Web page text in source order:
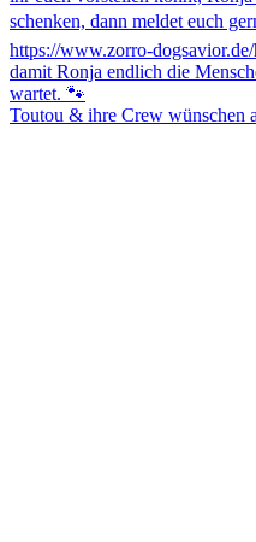
Toutou & ihre Crew wünschen